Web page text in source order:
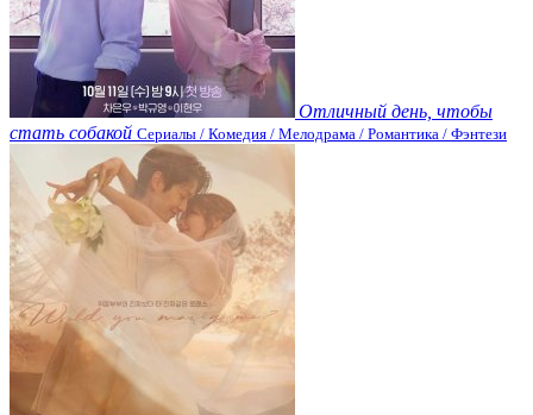
Отличный день, чтобы
стать собакой Сериалы / Комедия / Мелодрама / Романтика / Фэнтези